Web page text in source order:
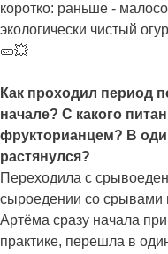
коротко: раньше -
экологически чистый
🥒💥
Как проходил период
начале? С какого
фрукторианцем? В
растянулся?
Переходила с
сыроедении со срывами
Артёма сразу начала
практике, перешла в